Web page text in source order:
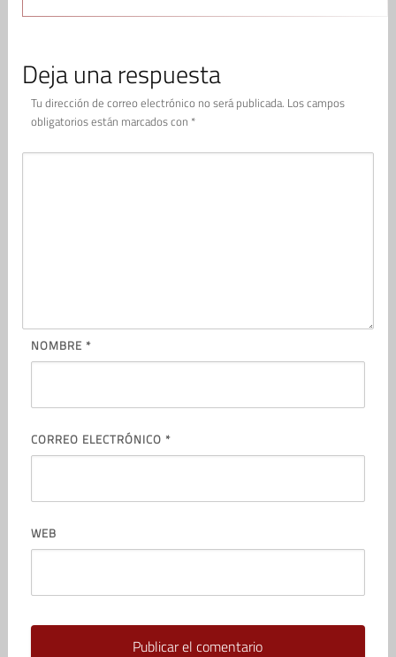
Deja una respuesta
Tu dirección de correo electrónico no será publicada. Los campos
obligatorios están marcados con *
NOMBRE *
CORREO ELECTRÓNICO *
WEB